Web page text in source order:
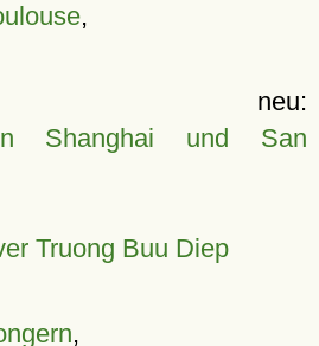
,
Shanghai und San
Truong Buu Diep
,